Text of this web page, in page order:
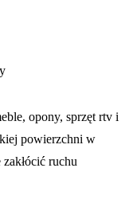
opony, sprzęt rtv i
powierzchni w
ruchu